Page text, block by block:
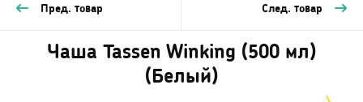
Пред. товар След. товар
Чаша Tassen Winking (500 мл)
(Белый)